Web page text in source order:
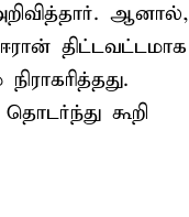
ஆனால்,
திட்டவட்டமாக
கூறி